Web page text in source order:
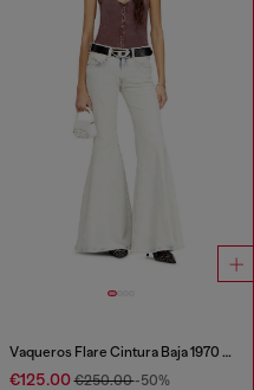
Vaqueros Flare Cintura Baja 1970 D-Bleess
€125.00€250.00-50%